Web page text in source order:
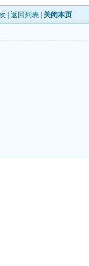
次 |返回列表 关闭本页